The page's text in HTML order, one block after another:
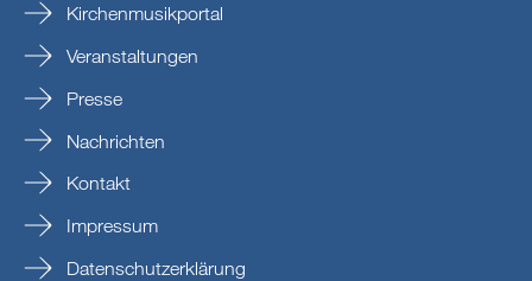
Kirchenmusikportal
Veranstaltungen
Presse
Nachrichten
Kontakt
Impressum
Datenschutzerklärung